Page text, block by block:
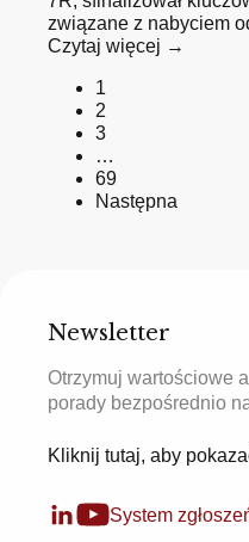
związane z nabyciem
Czytaj więcej →
1
2
3
…
69
Następna
Newsletter
Otrzymuj wartościowe
porady bezpośrednio
Kliknij tutaj, aby
System